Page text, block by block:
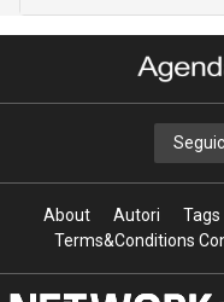
About Autori Tags
Terms&Conditions